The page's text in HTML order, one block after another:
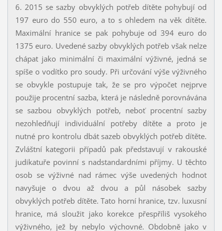
6. 2015 se sazby obvyklých potřeb dítěte pohybují od
197 euro do 550 euro, a to s ohledem na věk dítěte.
Maximální hranice se pak pohybuje od 394 euro do
1375 euro. Uvedené sazby obvyklých potřeb však nelze
chápat jako minimální či maximální výživné, jedná se
spíše o vodítko pro soudy. Při určování výše výživného
se obvykle postupuje tak, že se pro výpočet nejprve
použije procentní sazba, která je následně porovnávána
se sazbou obvyklých potřeb, neboť procentní sazby
nezohledňují individuální potřeby dítěte a proto je
nutné pro kontrolu dbát sazeb obvyklých potřeb dítěte.
Zvláštní kategorii případů pak představují v rakouské
judikatuře povinní s nadstandardními příjmy. U těchto
osob se výživné nad rámec výše uvedených hodnot
navyšuje o dvou až dvou a půl násobek sazby
obvyklých potřeb dítěte. Tato horní hranice, tzv. luxusní
hranice, má sloužit jako korekce přespříliš vysokého
výživného, jež by nebylo výchovné. Obdobně jako v